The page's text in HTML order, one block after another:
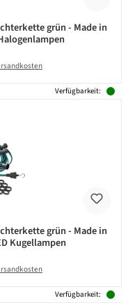
grün - Made in
Verfügbarkeit:
grün - Made in
Kugellampen
Verfügbarkeit: